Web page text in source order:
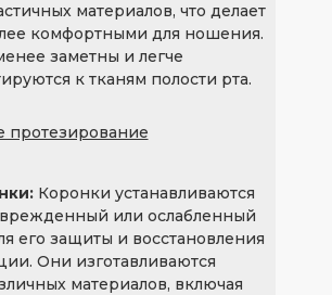
материалов, что делает
комфортными для ношения.
заметны и легче
к тканям полости рта.
протезирование
Коронки устанавливаются
или ослабленный
его защиты и восстановления
Они изготавливаются
материалов, включая